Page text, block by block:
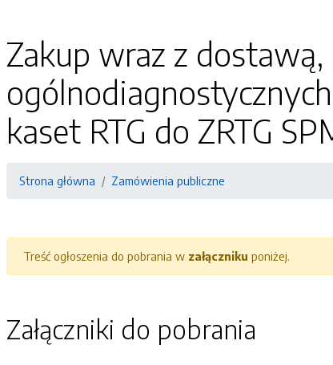
Zakup wraz z
kaset RTG do ZRTG
Strona główna Zamówienia publiczne
Treść ogłoszenia do pobrania w załączniku poniżej.
Załączniki do pobrania